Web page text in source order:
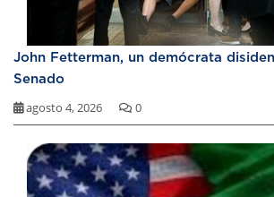
John Fetterman, un demócrata
Senado
agosto 4, 2026 0